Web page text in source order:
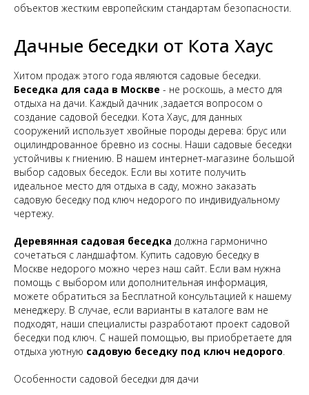
объектов жестким европейским стандартам безопасности.
Дачные беседки от Кота Хаус
Хитом продаж этого года являются садовые беседки.
Беседка для сада в Москве - не роскошь, а место для
отдыха на дачи. Каждый дачник ,задается вопросом о
создание садовой беседки. Кота Хаус, для данных
сооружений использует хвойные породы дерева: брус или
оцилиндрованное бревно из сосны. Наши садовые беседки
устойчивы к гниению. В нашем интернет-магазине большой
выбор садовых беседок. Если вы хотите получить
идеальное место для отдыха в саду, можно заказать
садовую беседку под ключ недорого по индивидуальному
чертежу.
Деревянная садовая беседка должна гармонично
сочетаться с ландшафтом. Купить садовую беседку в
Москве недорого можно через наш сайт. Если вам нужна
помощь с выбором или дополнительная информация,
можете обратиться за Бесплатной консультацией к нашему
менеджеру. В случае, если варианты в каталоге вам не
подходят, наши специалисты разработают проект садовой
беседки под ключ. С нашей помощью, вы приобретаете для
отдыха уютную садовую беседку под ключ недорого.
Особенности садовой беседки для дачи